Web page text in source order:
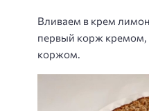
Вливаем в крем
первый корж
коржом.